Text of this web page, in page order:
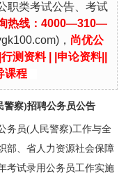
职类考试公告、考试
热线：4000—310—
)， 尚优公
|行测资料| | 申论资料||
课程
察)招聘公务员公告
员(人民警察)工作与全
部、省人力资源社会保障
考试录用公务员工作实施